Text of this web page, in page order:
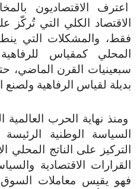
الاقتصاديون
الكلي التي تُركّز على
والمشكلات التي ينطوي
كمقياس للرفاهية
القرن الماضي، حتى
لقياس الرفاهية ولصنع
نهاية الحرب العالمية
الوطنية الرئيسة
على الناتج المحلي
الاقتصادية
يقيس معاملات السوق